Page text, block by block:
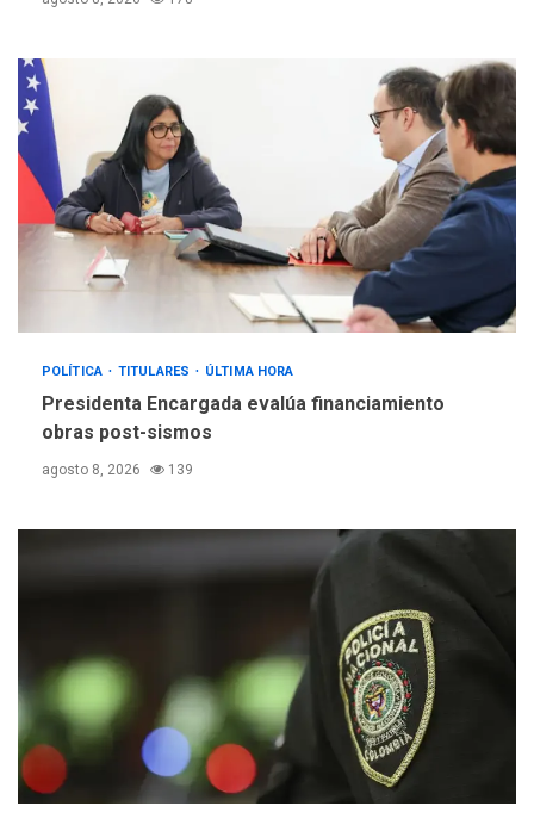
POLÍTICA TITULARES ÚLTIMA HORA
Presidenta Encargada evalúa financiamiento
obras post-sismos
agosto 8, 2026 139